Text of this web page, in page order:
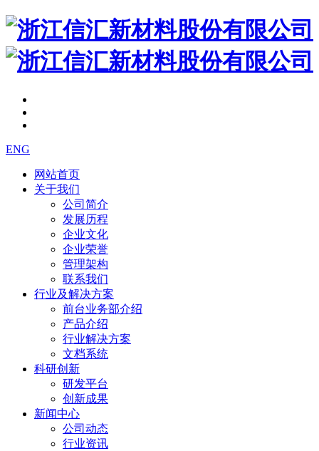
ENG
网站首页
关于我们
公司简介
发展历程
企业文化
企业荣誉
管理架构
联系我们
行业及解决方案
前台业务部介绍
产品介绍
行业解决方案
文档系统
科研创新
研发平台
创新成果
新闻中心
公司动态
行业资讯